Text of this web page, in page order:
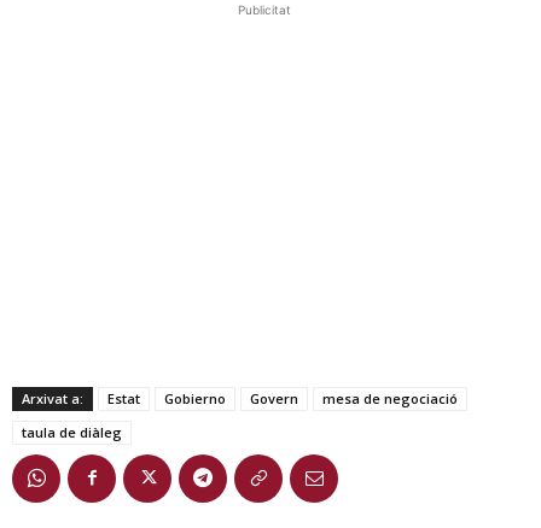
Publicitat
Arxivat a: Estat Gobierno Govern
mesa de negociació
taula de diàleg